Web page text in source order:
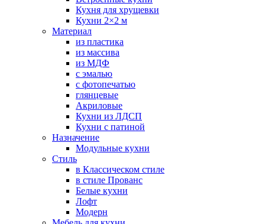
Кухня для хрущевки
Кухни 2×2 м
Материал
из пластика
из массива
из МДФ
с эмалью
с фотопечатью
глянцевые
Акриловые
Кухни из ЛДСП
Кухни с патиной
Назначение
Модульные кухни
Стиль
в Классическом стиле
в стиле Прованс
Белые кухни
Лофт
Модерн